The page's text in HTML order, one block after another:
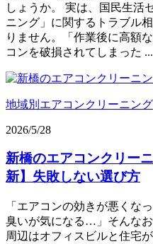
しょうか。 実は、国民生活
ニング」に関するトラブル
りません。「作業後に高額
コンを破損されてしまった ...
地域別エアコンクリーニング
2026/5/28
新橋のエアコンクリー
新】失敗しない選び方
「エアコンの効きが悪くな
臭いが気になる…」そんな
周辺はオフィスビルと住宅